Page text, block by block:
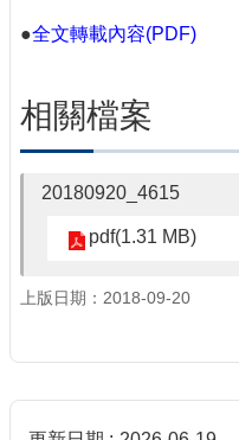
●全文轉載內容(PDF)
相關檔案
20180920_4615
pdf(1.31 MB)
上版日期：2018-09-20